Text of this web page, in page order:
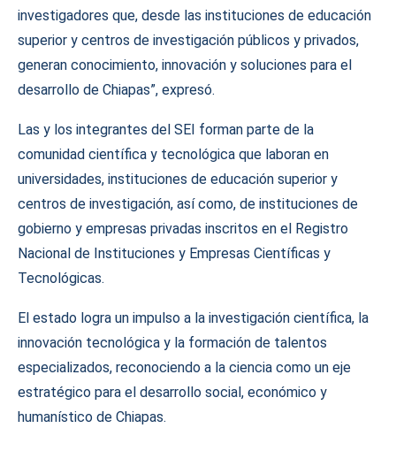
investigadores que, desde las instituciones de educación
superior y centros de investigación públicos y privados,
generan conocimiento, innovación y soluciones para el
desarrollo de Chiapas”, expresó.
Las y los integrantes del SEI forman parte de la
comunidad científica y tecnológica que laboran en
universidades, instituciones de educación superior y
centros de investigación, así como, de instituciones de
gobierno y empresas privadas inscritos en el Registro
Nacional de Instituciones y Empresas Científicas y
Tecnológicas.
El estado logra un impulso a la investigación científica, la
innovación tecnológica y la formación de talentos
especializados, reconociendo a la ciencia como un eje
estratégico para el desarrollo social, económico y
humanístico de Chiapas.